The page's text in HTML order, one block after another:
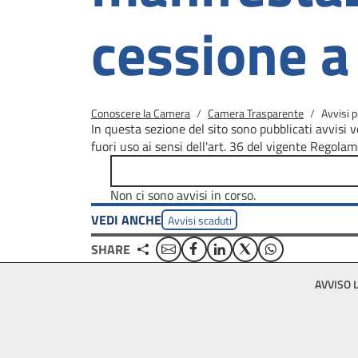
cessione
Briciole di pane
Conoscere la Camera Camera Trasparente Avvisi
In questa sezione del sito sono pubblicati avvisi
fuori uso ai sensi dell'art. 36 del vigente
Non ci sono avvisi in corso.
VEDI ANCHE Avvisi scaduti
SHARE EmailFacebookLinkedinTwitterWhatsApp
AVVISO